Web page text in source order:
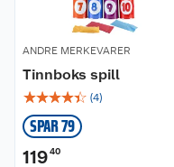
ANDRE MERKEVARER
Tinnboks spill
☆☆☆☆☆ (4)
SPAR 79
11940